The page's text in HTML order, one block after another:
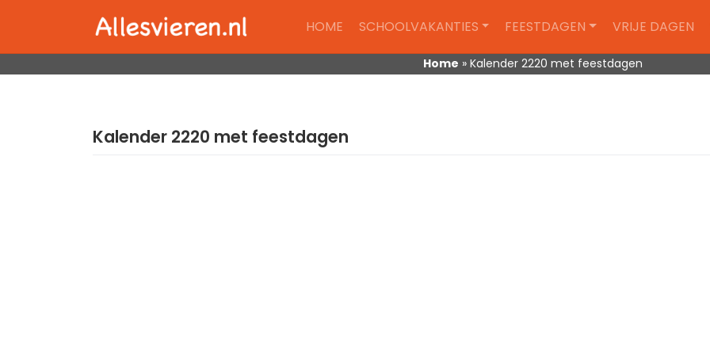
HOME SCHOOLVAKANTIES FEESTDAGEN VRIJE DAGEN
Home » Kalender 2220 met feestdagen
Kalender 2220 met feestdagen